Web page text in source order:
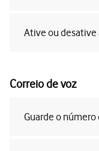
Ative ou desative
Correio de voz
Guarde o